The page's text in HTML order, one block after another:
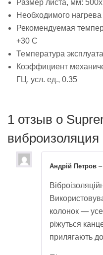
Размер листа, мм:
Необходимого нагрева
Рекомендуемая
+30 С
Температура
Коэффициент
ГЦ, усл. ед., 0.35
1 отзыв о
виброизоляция
Андрій Петров –
колонок —
ріжуться
прилягають